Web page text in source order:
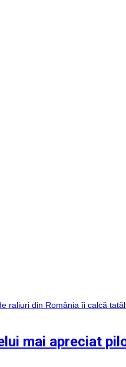
mai apreciat